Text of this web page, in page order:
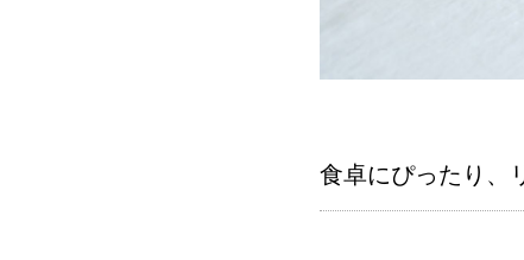
食卓にぴったり、